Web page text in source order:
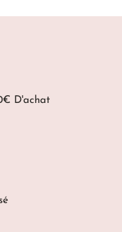
D'achat